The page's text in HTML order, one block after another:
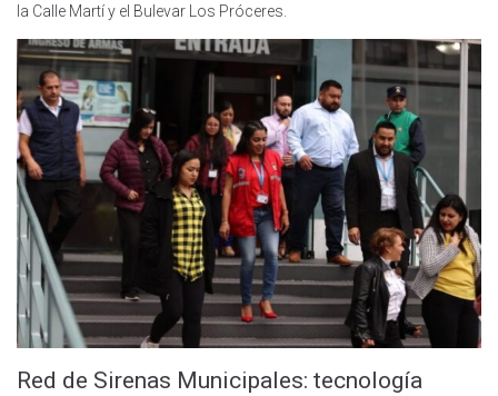
la Calle Martí y el Bulevar Los Próceres.
Red de Sirenas Municipales: tecnología